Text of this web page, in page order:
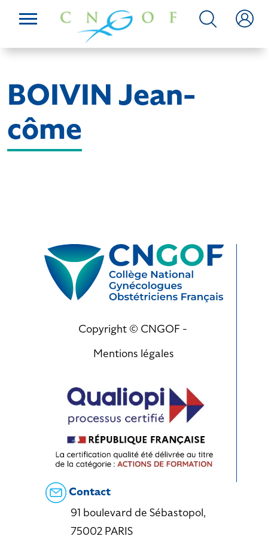
BOIVIN Jean-
côme
Copyright © CNGOF -
Mentions légales
Contact
91 boulevard de Sébastopol,
75002 PARIS